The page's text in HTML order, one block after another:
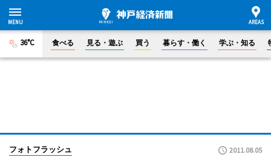
36°C 食べる 見る・遊ぶ 買う 暮らす・働く 学ぶ・知る
フォトフラッシュ 2011.08.05